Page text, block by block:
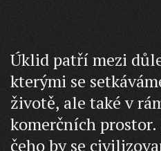
Úklid patří mezi
kterými se
životě, ale také v
komerčních prostor.
čeho by se